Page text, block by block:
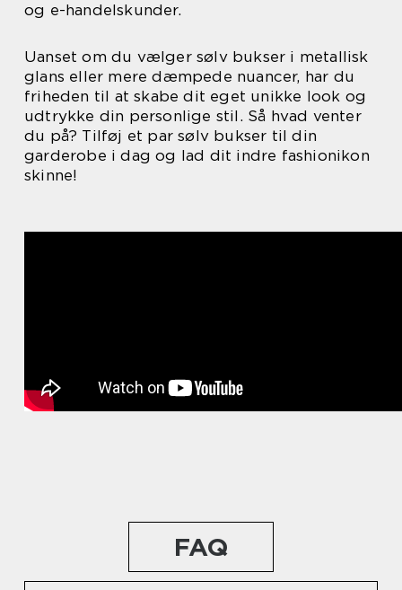
og e-handelskunder.
Uanset om du vælger sølv bukser i metallisk
glans eller mere dæmpede nuancer, har du
friheden til at skabe dit eget unikke look og
udtrykke din personlige stil. Så hvad venter
du på? Tilføj et par sølv bukser til din
garderobe i dag og lad dit indre fashionikon
skinne!
FAQ